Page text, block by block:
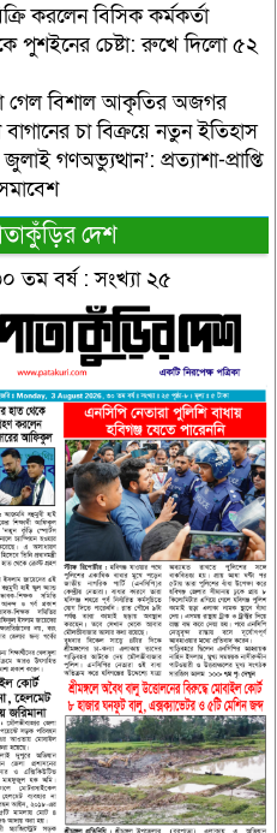
করলেন বিসিক কর্মকর্তা
পুশইনের চেষ্টা: রুখে দিলো ৫২
গেল বিশাল আকৃতির অজগর
চা বিক্রয়ে নতুন ইতিহাস
গণঅভ্যুত্থান’: প্রত্যাশা-প্রাপ্তি
দেশ
বর্ষ : সংখ্যা ২৫